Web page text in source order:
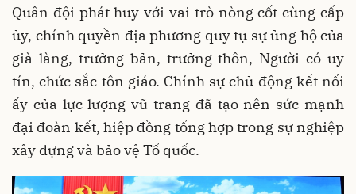
Quân đội phát huy với vai trò nòng cốt cùng cấp
ủy, chính quyền địa phương quy tụ sự ủng hộ của
già làng, trưởng bản, trưởng thôn, Người có uy
tín, chức sắc tôn giáo. Chính sự chủ động kết nối
ấy của lực lượng vũ trang đã tạo nên sức mạnh
đại đoàn kết, hiệp đồng tổng hợp trong sự nghiệp
xây dựng và bảo vệ Tổ quốc.